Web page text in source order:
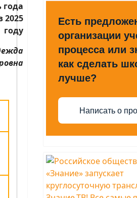
года
2025
году
Есть
организации
процесса или
как сделать
лучше?
Написать о